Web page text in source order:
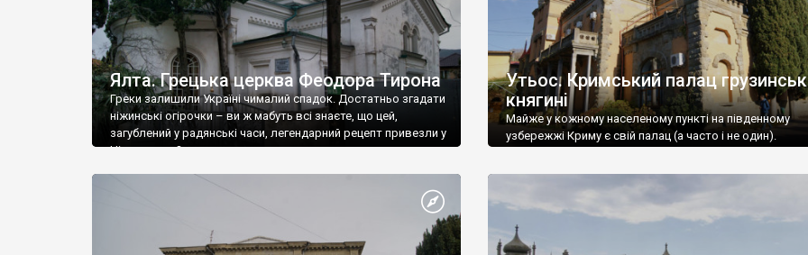
Ялта. Грецька церква Феодора Тирона
Греки залишили Україні чималий спадок. Достатньо згадати
ніжинські огірочки – ви ж мабуть всі знаєте, що цей,
загублений у радянські часи, легендарний рецепт привезли у
Ніжин греки?
Утьос. Кримський палац
княгині
Майже у кожному населеному пункті на південному
узбережжі Криму є свій палац (а часто і не один).